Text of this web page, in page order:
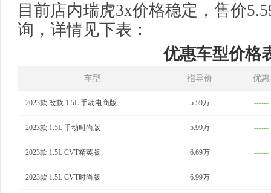
目前店内瑞虎3x价格稳定，售价
询，详情见下表：
优惠车型价格
车型 指导价 优惠
2023款 改款 1.5L 手动电商版 5.59万 ------
2023款 1.5L 手动时尚版 5.99万 ------
2023款 1.5L CVT精英版 6.69万 ------
2023款 1.5L CVT时尚版 6.99万 ------